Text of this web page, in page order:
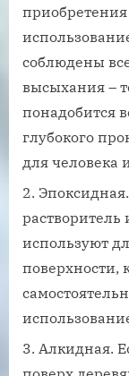
соблюдены
высыхания –
понадобится
глубокого
для человека
используют
поверхности,
Алкидная.